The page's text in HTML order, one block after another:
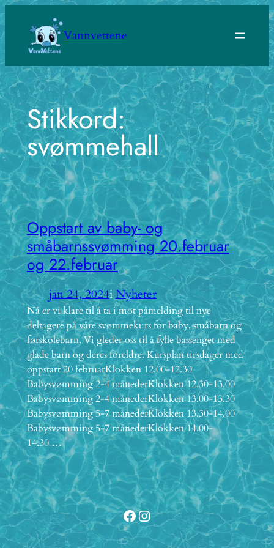
Hopp
til
innhold
Vannvettene
Stikkord:
svømmehall
Oppstart av baby- og
småbarnssvømming 20.februar
og 22.februar
jan 24, 2024iNyheter
Nå er vi klare til å ta i mot påmelding til nye
deltagere på våre svømmekurs for baby, småbarn og
førskolebarn. Vi gleder oss til å fylle bassenget med
glade barn og deres foreldre. Kursplan tirsdager med
oppstart 20 februarKlokken 12.00-12.30
Babysvømming 2-4 månederKlokken 12.30-13.00
Babysvømming 2-4 månederKlokken 13.00-13.30
Babysvømming 5-7 månederKlokken 13.30-14.00
Babysvømming 5-7 månederKlokken 14.00-
14.30 …
Facebook
Instagram